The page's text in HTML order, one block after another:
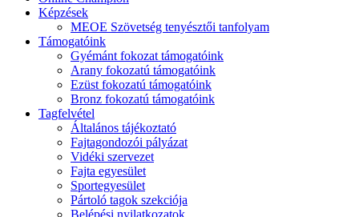
Képzések
MEOE Szövetség tenyésztői tanfolyam
Támogatóink
Gyémánt fokozat támogatóink
Arany fokozatú támogatóink
Ezüst fokozatú támogatóink
Bronz fokozatú támogatóink
Tagfelvétel
Általános tájékoztató
Fajtagondozói pályázat
Vidéki szervezet
Fajta egyesület
Sportegyesület
Pártoló tagok szekciója
Belépési nyilatkozatok